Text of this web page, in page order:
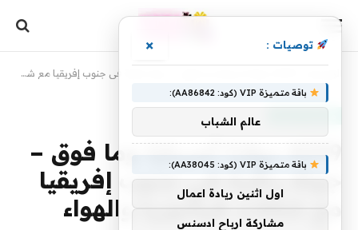
4299 دولارًا أمريكيًا وما فوق –
جولة راقية في جنوب إفريقيا
مع شلالات فيكتوريا والهواء
توصيات : ×
باقة متميزة VIP (كود: AA86842):
عالم الشباب
باقة متميزة VIP (كود: AA38045):
اول اثنين ريادة اعمال
مشاركة ارباح ادسنس